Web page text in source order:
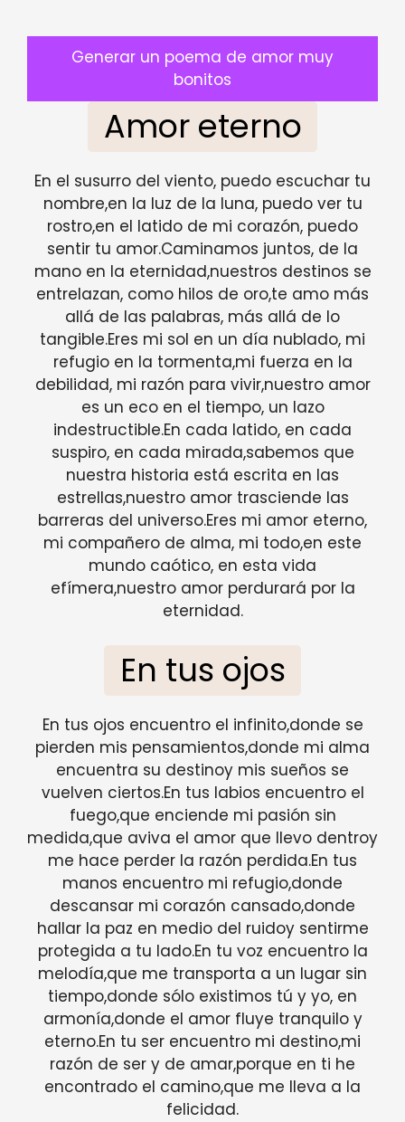
Generar un poema de amor muy
bonitos
Amor eterno
En el susurro del viento, puedo escuchar tu
nombre,en la luz de la luna, puedo ver tu
rostro,en el latido de mi corazón, puedo
sentir tu amor.Caminamos juntos, de la
mano en la eternidad,nuestros destinos se
entrelazan, como hilos de oro,te amo más
allá de las palabras, más allá de lo
tangible.Eres mi sol en un día nublado, mi
refugio en la tormenta,mi fuerza en la
debilidad, mi razón para vivir,nuestro amor
es un eco en el tiempo, un lazo
indestructible.En cada latido, en cada
suspiro, en cada mirada,sabemos que
nuestra historia está escrita en las
estrellas,nuestro amor trasciende las
barreras del universo.Eres mi amor eterno,
mi compañero de alma, mi todo,en este
mundo caótico, en esta vida
efímera,nuestro amor perdurará por la
eternidad.
En tus ojos
En tus ojos encuentro el infinito,donde se
pierden mis pensamientos,donde mi alma
encuentra su destinoy mis sueños se
vuelven ciertos.En tus labios encuentro el
fuego,que enciende mi pasión sin
medida,que aviva el amor que llevo dentroy
me hace perder la razón perdida.En tus
manos encuentro mi refugio,donde
descansar mi corazón cansado,donde
hallar la paz en medio del ruidoy sentirme
protegida a tu lado.En tu voz encuentro la
melodía,que me transporta a un lugar sin
tiempo,donde sólo existimos tú y yo, en
armonía,donde el amor fluye tranquilo y
eterno.En tu ser encuentro mi destino,mi
razón de ser y de amar,porque en ti he
encontrado el camino,que me lleva a la
felicidad.